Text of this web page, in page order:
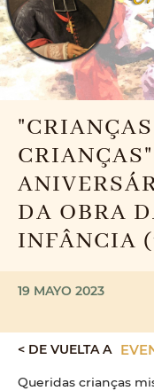
DA OBRA
INFÂNCIA
19 MAYO 2023
< DE VUELTA A
Queridas crianças